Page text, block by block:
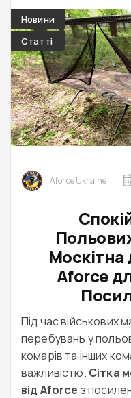
Новини
Статті
Aforce Ukraine
Москітна
Aforce
Під час військових
перебувань у
комарів та інших
важливістю. Сітка
від Aforce з